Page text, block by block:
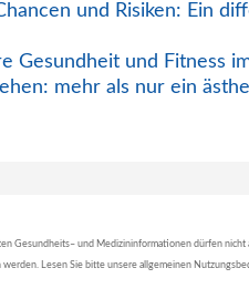
und Risiken: Ein
Gesundheit und Fitness
mehr als nur ein
Gesundheits– und Medizininformationen dürfen nicht
Lesen Sie bitte unsere allgemeinen